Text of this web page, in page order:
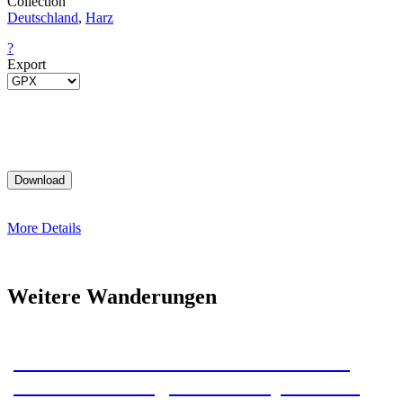
Deutschland, Harz
?
Export
More Details
Weitere Wanderungen